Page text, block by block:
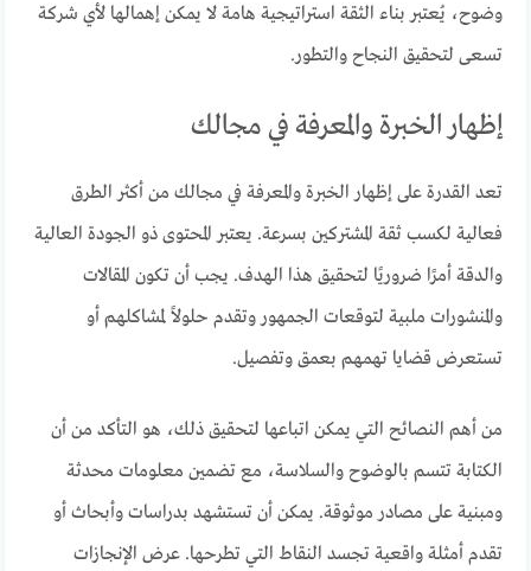
وضوح، يُعتبر بناء الثقة استراتيجية هامة لا يمكن إهمالها لأي شركة
تسعى لتحقيق النجاح والتطور.
إظهار الخبرة والمعرفة في مجالك
تعد القدرة على إظهار الخبرة والمعرفة في مجالك من أكثر الطرق
فعالية لكسب ثقة المشتركين بسرعة. يعتبر المحتوى ذو الجودة العالية
والدقة أمرًا ضروريًا لتحقيق هذا الهدف. يجب أن تكون المقالات
والمنشورات ملبية لتوقعات الجمهور وتقدم حلولاً لمشاكلهم أو
تستعرض قضايا تهمهم بعمق وتفصيل.
من أهم النصائح التي يمكن اتباعها لتحقيق ذلك، هو التأكد من أن
الكتابة تتسم بالوضوح والسلاسة، مع تضمين معلومات محدثة
ومبنية على مصادر موثوقة. يمكن أن تستشهد بدراسات وأبحاث أو
تقدم أمثلة واقعية تجسد النقاط التي تطرحها. عرض الإنجازات